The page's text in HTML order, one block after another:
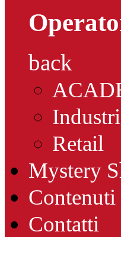
back
Retail
Mystery
Contenuti
Contatti